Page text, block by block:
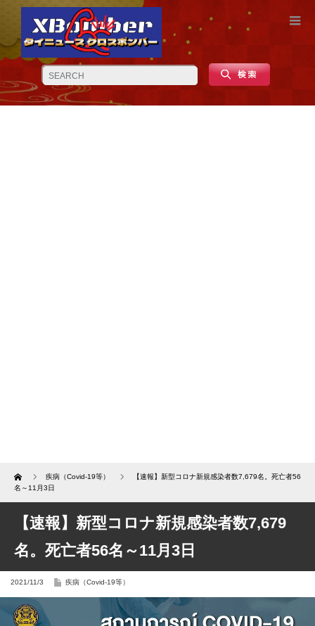
Home 疾病（Covid-19等）
【速報】新型コロナ新規感染者数7,679名。死亡者56
名～11月3日
【速報】新型コロナ新規感染者数7,679
名。死亡者56名～11月3日
2021/11/3 疾病（Covid-19等）